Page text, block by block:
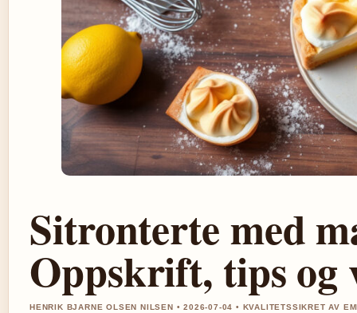
Sitronterte med
Oppskrift, tips og
HENRIK BJARNE OLSEN NILSEN • 2026-07-04 • KVALITETSSIKRET AV